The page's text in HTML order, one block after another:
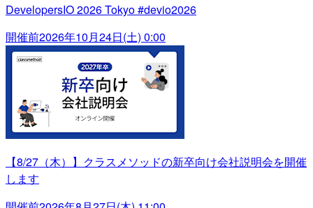
DevelopersIO 2026 Tokyo #devio2026
開催前2026年10月24日(土) 0:00
【8/27（木）】クラスメソッドの新卒向け会社説明会を開催
します